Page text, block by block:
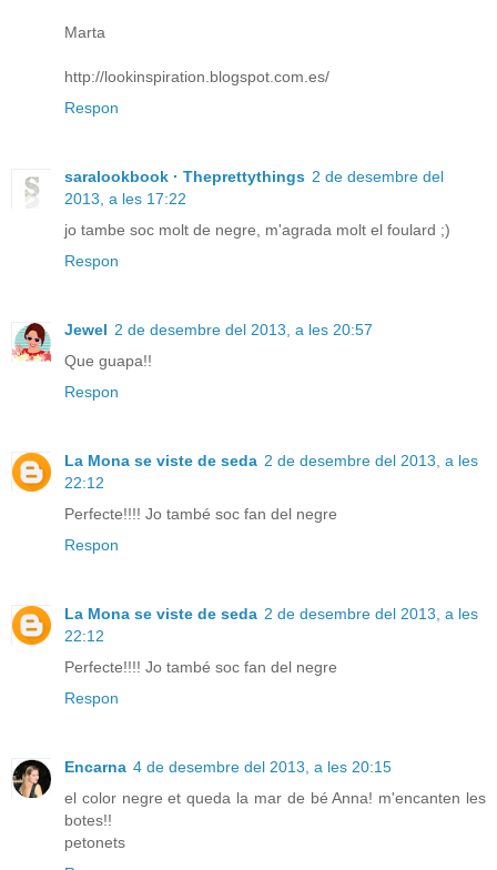
Marta
http://lookinspiration.blogspot.com.es/
Respon
saralookbook · Theprettythings 2 de desembre del
2013, a les 17:22
jo tambe soc molt de negre, m'agrada molt el foulard ;)
Respon
Jewel 2 de desembre del 2013, a les 20:57
Que guapa!!
Respon
La Mona se viste de seda 2 de desembre del 2013, a les
22:12
Perfecte!!!! Jo també soc fan del negre
Respon
La Mona se viste de seda 2 de desembre del 2013, a les
22:12
Perfecte!!!! Jo també soc fan del negre
Respon
Encarna 4 de desembre del 2013, a les 20:15
el color negre et queda la mar de bé Anna! m'encanten les
botes!!
petonets